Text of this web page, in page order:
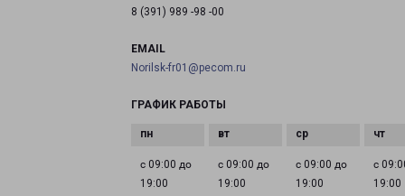
8 (391) 989 -98 -00
EMAIL
Norilsk-fr01@pecom.ru
ГРАФИК РАБОТЫ
с 09:00 до
19:00
с 09:00 до
19:00
с 09:00 до
19:00
с
19:00